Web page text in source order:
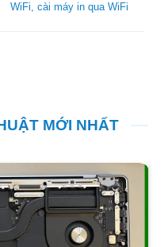
WiFi, cài máy in qua WiFi
MỚI NHẤT